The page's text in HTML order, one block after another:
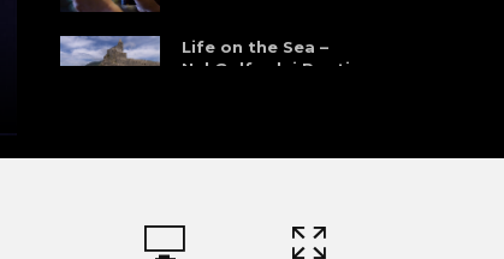
Life on the Sea –
Nel Golfo dei Poeti